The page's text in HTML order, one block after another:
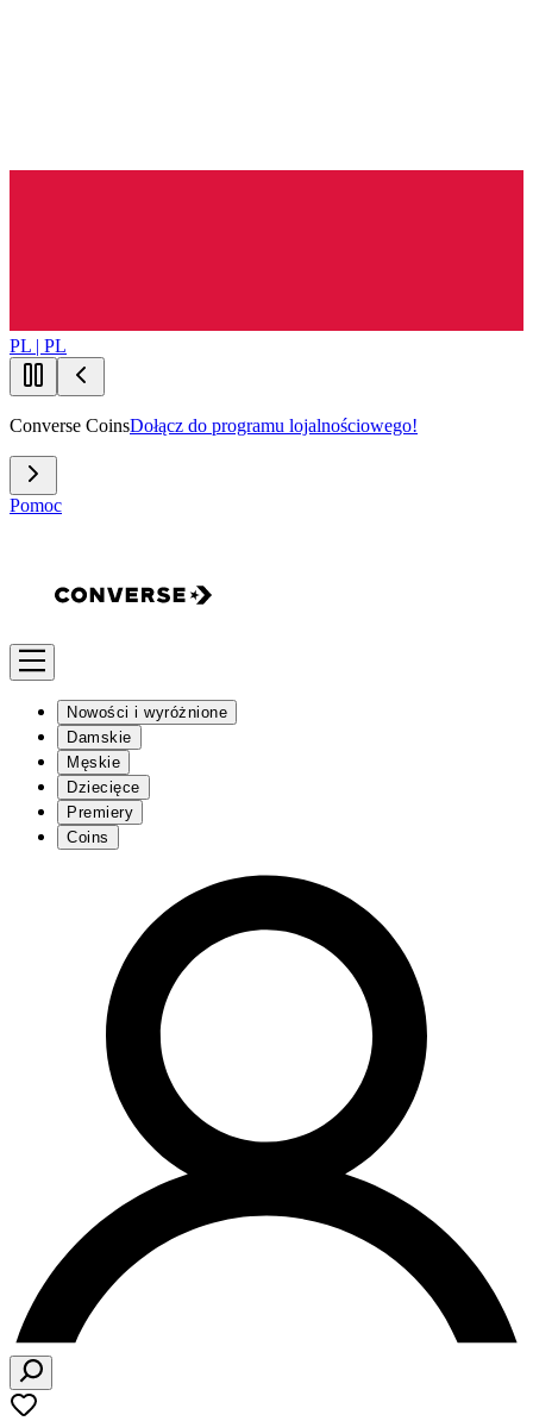
PL | PL
Converse CoinsDołącz do programu lojalnościowego!
Pomoc
Nowości i wyróżnione
Damskie
Męskie
Dziecięce
Premiery
Coins